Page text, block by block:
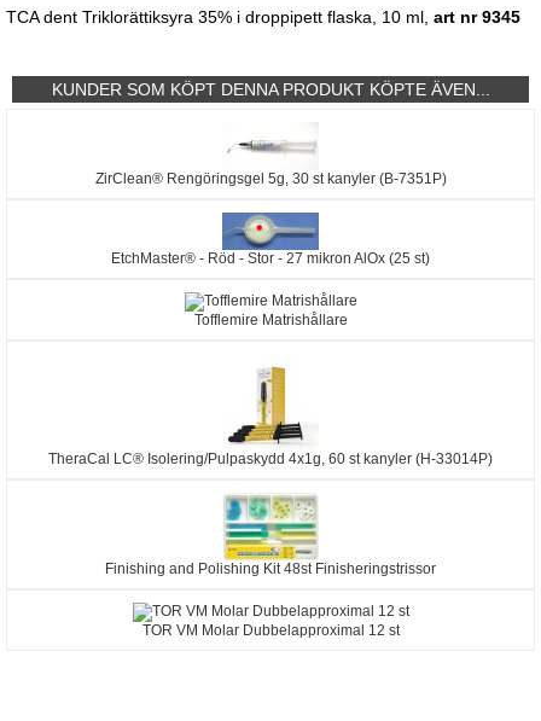
TCA dent Triklorättiksyra 35% i droppipett flaska, 10 ml, art nr 9345
KUNDER SOM KÖPT DENNA PRODUKT KÖPTE ÄVEN...
ZirClean® Rengöringsgel 5g, 30 st kanyler (B-7351P)
EtchMaster® - Röd - Stor - 27 mikron AlOx (25 st)
Tofflemire Matrishållare
TheraCal LC® Isolering/Pulpaskydd 4x1g, 60 st kanyler (H-33014P)
Finishing and Polishing Kit 48st Finisheringstrissor
TOR VM Molar Dubbelapproximal 12 st